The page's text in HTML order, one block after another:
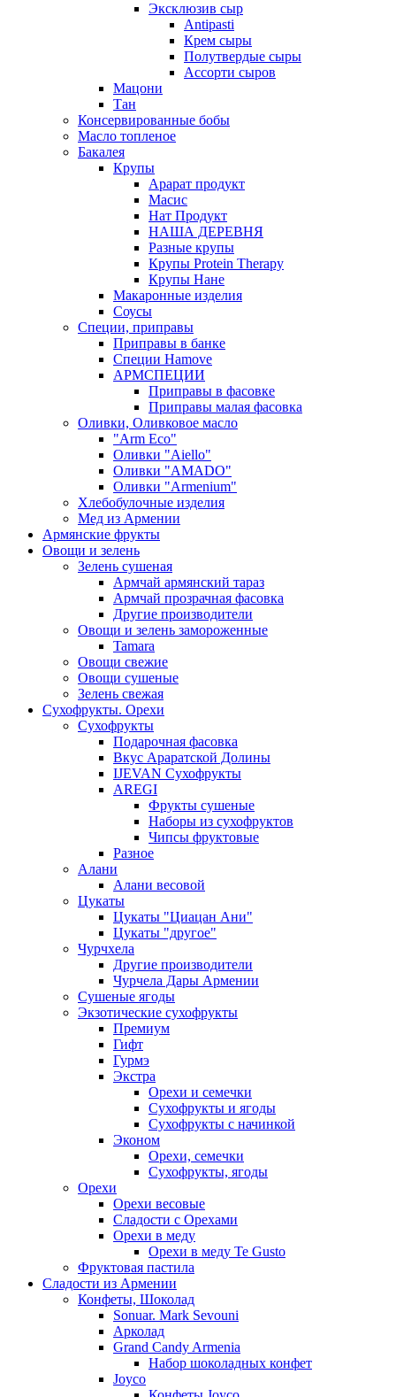
Эксклюзив сыр
Antipasti
Крем сыры
Полутвердые сыры
Ассорти сыров
Мацони
Тан
Консервированные бобы
Масло топленое
Бакалея
Крупы
Арарат продукт
Масис
Нат Продукт
НАША ДЕРЕВНЯ
Разные крупы
Крупы Protein Therapy
Крупы Нане
Макаронные изделия
Соусы
Специи, приправы
Приправы в банке
Специи Hamove
АРМСПЕЦИИ
Приправы в фасовке
Приправы малая фасовка
Оливки, Оливковое масло
"Arm Eco"
Оливки "Aiello"
Оливки "AMADO"
Оливки "Armenium"
Хлебобулочные изделия
Мед из Армении
Армянские фрукты
Овощи и зелень
Зелень сушеная
Армчай армянский тараз
Армчай прозрачная фасовка
Другие производители
Овощи и зелень замороженные
Tamara
Овощи свежие
Овощи сушеные
Зелень свежая
Сухофрукты. Орехи
Сухофрукты
Подарочная фасовка
Вкус Араратской Долины
IJEVAN Сухофрукты
AREGI
Фрукты сушеные
Наборы из сухофруктов
Чипсы фруктовые
Разное
Алани
Алани весовой
Цукаты
Цукаты "Циацан Ани"
Цукаты "другое"
Чурчхела
Другие производители
Чурчела Дары Армении
Сушеные ягоды
Экзотические сухофрукты
Премиум
Гифт
Гурмэ
Экстра
Орехи и семечки
Сухофрукты и ягоды
Сухофрукты с начинкой
Эконом
Орехи, семечки
Сухофрукты, ягоды
Орехи
Орехи весовые
Сладости с Орехами
Орехи в меду
Орехи в меду Te Gusto
Фруктовая пастила
Сладости из Армении
Конфеты, Шоколад
Sonuar. Mark Sevouni
Арколад
Grand Candy Armenia
Набор шоколадных конфет
Joyco